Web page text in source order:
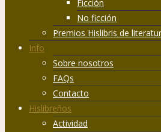
Ficción
No ficción
Premios Hislibris de
Info
Sobre nosotros
FAQs
Contacto
Hislibreños
Actividad